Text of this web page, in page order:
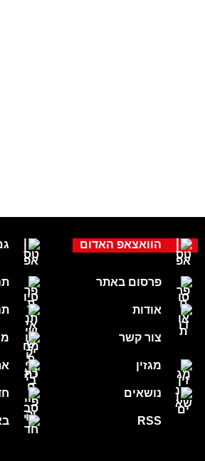
הוואצאפ האדום
פרסום באתר
אודות
צור קשר
מגזין
נושאים
RSS